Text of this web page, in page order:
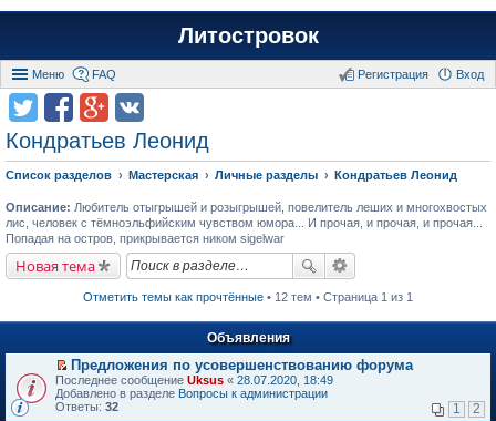
Литостровок
Меню FAQ Вход
Регистрация
Кондратьев Леонид
Список разделов Мастерская Личные разделы Кондратьев Леонид
Описание: Любитель отыгрышей и розыгрышей, повелитель леших и многохвостых
лис, человек с тёмноэльфийским чувством юмора... И прочая, и прочая, и прочая...
Попадая на остров, прикрывается ником sigelwar
Новая тема
Отметить темы как прочтённые • 12 тем • Страница 1 из 1
Объявления
П
е
р
Предложения по усовершенствованию форума
Последнее сообщение Uksus « 28.07.2020, 18:49
Добавлено в разделе Вопросы к администрации
Ответы: 32 1 2